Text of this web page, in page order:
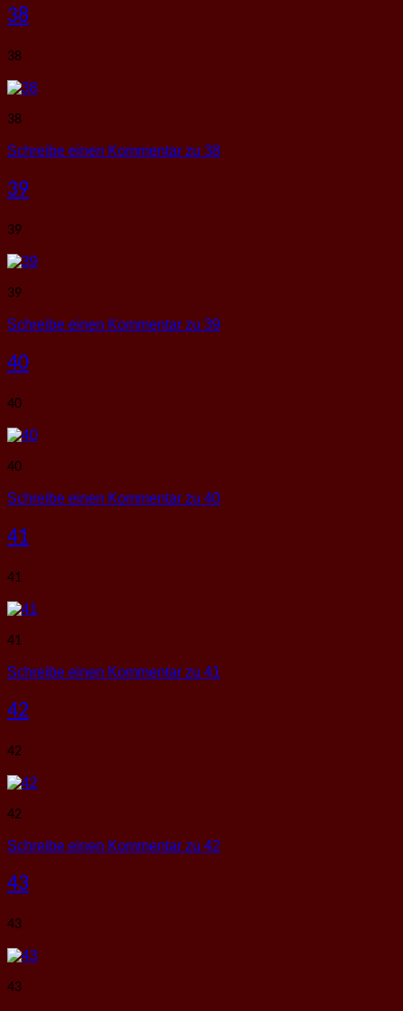
38
38
38
Schreibe einen Kommentar zu 38
39
39
39
Schreibe einen Kommentar zu 39
40
40
40
Schreibe einen Kommentar zu 40
41
41
41
Schreibe einen Kommentar zu 41
42
42
42
Schreibe einen Kommentar zu 42
43
43
43